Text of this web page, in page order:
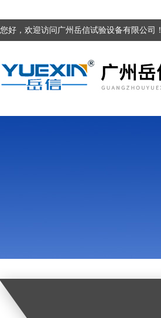
您好，欢迎访问广州岳信试验设备有限公司！